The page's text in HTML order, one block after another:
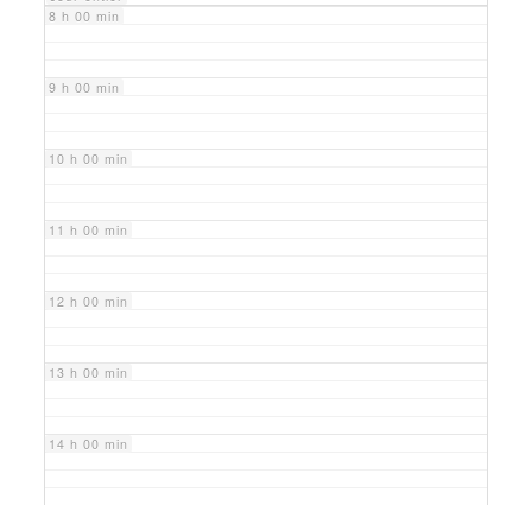
8 h 00 min
9 h 00 min
10 h 00 min
11 h 00 min
12 h 00 min
13 h 00 min
14 h 00 min